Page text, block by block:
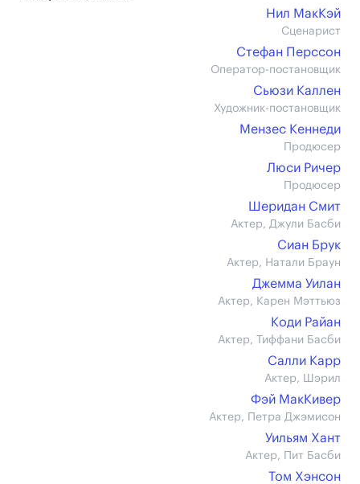
Нил МакКэй
Сценарист
Стефан Перссон
Оператор-постановщик
Сьюзи Каллен
Художник-постановщик
Мензес Кеннеди
Продюсер
Люси Ричер
Продюсер
Шеридан Смит
Актер, Джули Басби
Сиан Брук
Актер, Натали Браун
Джемма Уилан
Актер, Карен Мэттьюз
Коди Райан
Актер, Тиффани Басби
Салли Карр
Актер, Шэрил
Фэй МакКивер
Актер, Петра Джэмисон
Уильям Хант
Актер, Пит Басби
Том Хэнсон